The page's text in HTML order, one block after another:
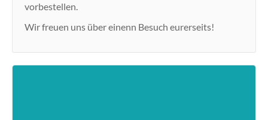
vorbestellen.
Wir freuen uns über einenn Besuch eurerseits!